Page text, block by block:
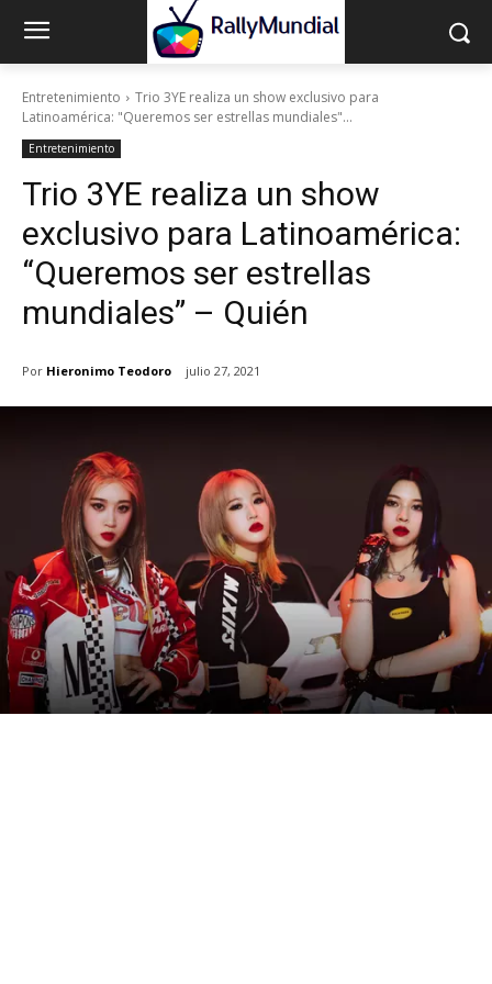
Entretenimiento
Trio 3YE realiza un show exclusivo para
Latinoamérica: "Queremos ser estrellas mundiales"...
Entretenimiento
Trio 3YE realiza un show
exclusivo para Latinoamérica:
“Queremos ser estrellas
mundiales” – Quién
Por Hieronimo Teodoro julio 27, 2021